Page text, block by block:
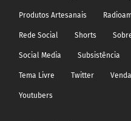
Produtos Artesanais
Rede Social Shorts
Social Media Subsistência
Tema Livre Twitter
Youtubers